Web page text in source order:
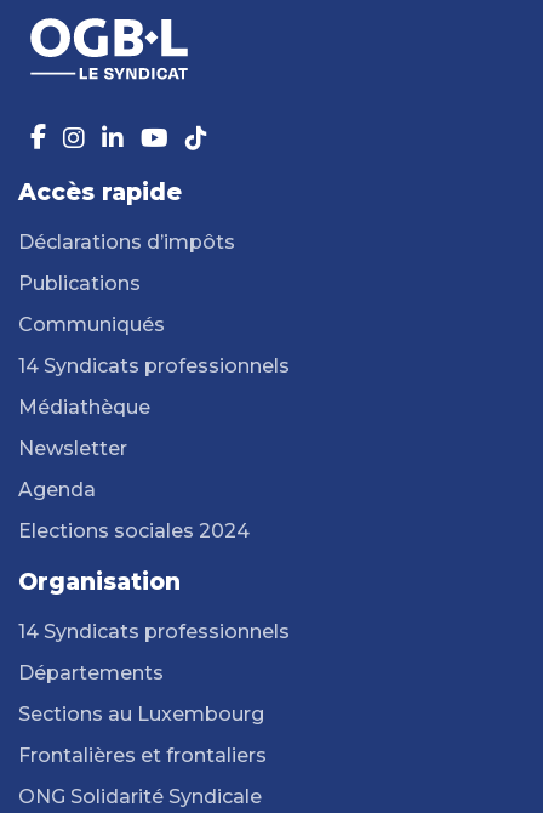
Accès rapide
Déclarations d’impôts
Publications
Communiqués
14 Syndicats professionnels
Médiathèque
Newsletter
Agenda
Elections sociales 2024
Organisation
14 Syndicats professionnels
Départements
Sections au Luxembourg
Frontalières et frontaliers
ONG Solidarité Syndicale